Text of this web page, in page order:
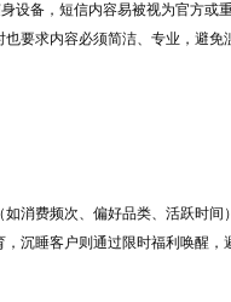
设备，短信内容易被视为官方
要求内容必须简洁、专业，避免
消费频次、偏好品类、活跃时
沉睡客户则通过限时福利唤醒，